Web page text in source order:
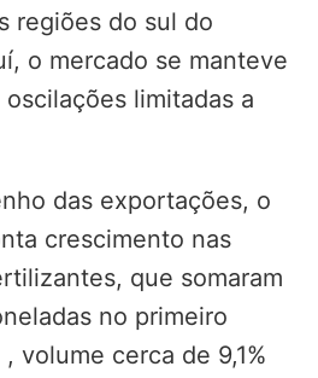
regiões do sul do
o mercado se manteve
limitadas a
das exportações, o
crescimento nas
que somaram
no primeiro
volume cerca de 9,1%